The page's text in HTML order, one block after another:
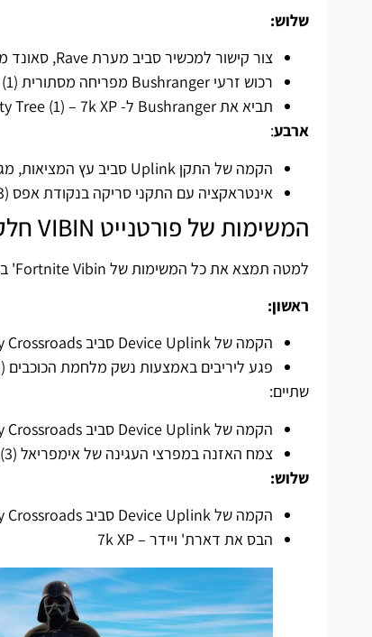
שלוש:
צור קישור למכשיר סביב מערת Rave, סאונד מנומנם או מגדלים עם כותרת – 7k XP
רכוש זרעי Bushranger מפריחה מסתורית (1) – 7k XP
תביא את Bushranger ל- Reality Tree (1) – 7k XP
ארבע:
הקמה של התקן Uplink סביב עץ המציאות, מגדלים עם כותרת, פירים נדושים או מערת Rave – 7k XP
אינטראקציה עם התקני סריקה בנקודת אפס (3) – 7k XP
המשימות של פורטנייט VIBIN חלק שלישי מופיעות
למטה תמצא את כל המשימות של Fortnite Vibin' בחלק השלישי – השלמת כל אתגרי החלק השלישי יתגמל אותך ב-36k XP.
ראשון:
הקמה של Device Uplink סביב GreasyGrove, Logjam Loctus, Coney Crossroads או The Joneses – 7k XP
פגע ליריבים באמצעות נשק מלחמת הכוכבים (500) – 7k XP
שתיים:
הקמה של Device Uplink סביב Greasy Grove, Logjam Loctus, Coney Crossroads או The Joneses – 7k XP
צמח האזנה במפרצי העגינה של אימפריאל (3) – 7k XP
שלוש:
הקמה של Device Uplink סביב Greasy Grove, Logjam Loctus, Coney Crossroads או The Joneses – 7k XP
הבס את דארת' ויידר – 7k XP